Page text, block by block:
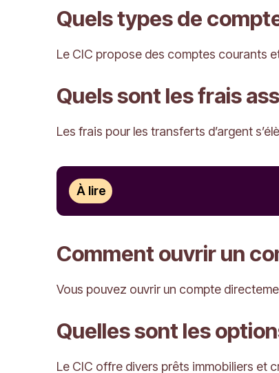
Quels types de
Le CIC propose des comptes courants
Quels sont les frais
Les frais pour les transferts d’argent
À lire
Comment ouvrir un
Vous pouvez ouvrir un compte
Quelles sont les
Le CIC offre divers prêts immobiliers et